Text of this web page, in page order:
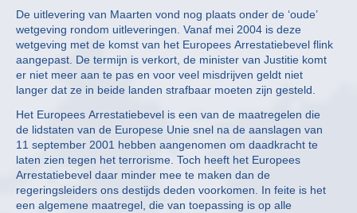
De uitlevering van Maarten vond nog plaats onder de ‘oude’
wetgeving rondom uitleveringen. Vanaf mei 2004 is deze
wetgeving met de komst van het Europees Arrestatiebevel flink
aangepast. De termijn is verkort, de minister van Justitie komt
er niet meer aan te pas en voor veel misdrijven geldt niet
langer dat ze in beide landen strafbaar moeten zijn gesteld.
Het Europees Arrestatiebevel is een van de maatregelen die
de lidstaten van de Europese Unie snel na de aanslagen van
11 september 2001 hebben aangenomen om daadkracht te
laten zien tegen het terrorisme. Toch heeft het Europees
Arrestatiebevel daar minder mee te maken dan de
regeringsleiders ons destijds deden voorkomen. In feite is het
een algemene maatregel, die van toepassing is op alle